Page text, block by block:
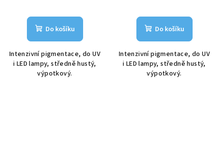
Do košíku
Intenzivní pigmentace, do UV
i LED lampy, středně hustý,
výpotkový.
Do košíku
Intenzivní pigmentace, do UV
i LED lampy, středně hustý,
výpotkový.